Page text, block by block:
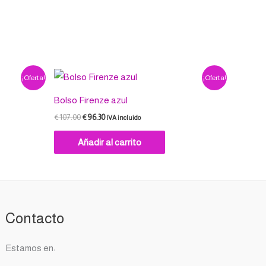
¡Oferta! ¡Oferta!
Bolso Firenze azul
€107.00
precio
era:
€107.00.
€96.30
precio
es:
€96.30.
IVA incluido
Añadir al carrito
Contacto
Estamos en: